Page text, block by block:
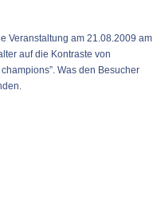
Veranstaltung am 21.08.2009 am
auf die Kontraste von
Was den Besucher